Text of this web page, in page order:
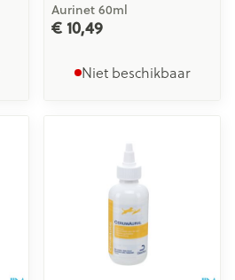
Aurinet 60ml
€ 10,49
Niet beschikbaar